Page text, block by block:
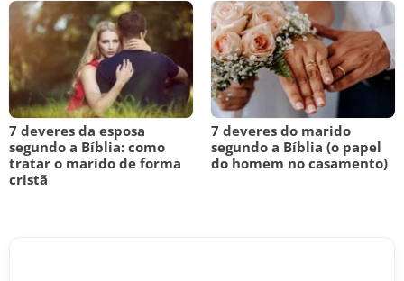
7 deveres da esposa
segundo a Bíblia: como
tratar o marido de forma
cristã
7 deveres do marido
segundo a Bíblia (o papel
do homem no casamento)